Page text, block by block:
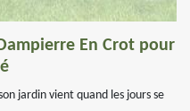
En Crot pour
jardin vient quand les jours se